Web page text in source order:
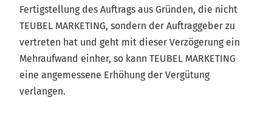
Fertigstellung des Auftrags aus Gründen, die nicht
TEUBEL MARKETING, sondern der Auftraggeber zu
vertreten hat und geht mit dieser Verzögerung ein
Mehraufwand einher, so kann TEUBEL MARKETING
eine angemessene Erhöhung der Vergütung
verlangen.